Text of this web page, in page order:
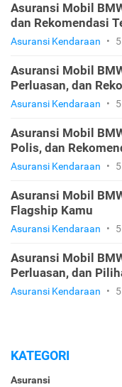
Asuransi Mobil
dan Rekomendasi
Asuransi Kendaraan •
Asuransi Mobil
Perluasan, dan
Asuransi Kendaraan •
Asuransi Mobil
Polis, dan
Asuransi Kendaraan •
Asuransi Mobil
Flagship Kamu
Asuransi Kendaraan •
Asuransi Mobil
Perluasan, dan
Asuransi Kendaraan •
KATEGORI
Asuransi